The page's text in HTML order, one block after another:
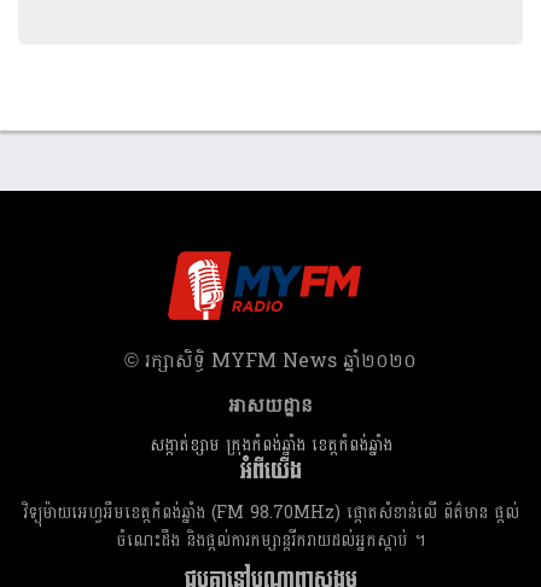
​© រក្សា​សិទ្ធិ​ MYFM News ឆ្នាំ​២០២០
អាសយដ្ឋាន
សង្កាត់ខ្សាម ក្រុងកំពង់ឆ្នាំង ខេត្តកំពង់ឆ្នាំង
អំពីយើង
វិទ្យុម៉ាយអេហ្វអឹមខេត្តកំពង់ឆ្នាំង (FM 98.70MHz) ផ្តោតសំខាន់លើ ព័ត៌មាន ផ្តល់
ចំណេះដឹង និងផ្តល់ការកម្សាន្តរីករាយដល់អ្នកស្តាប់ ។